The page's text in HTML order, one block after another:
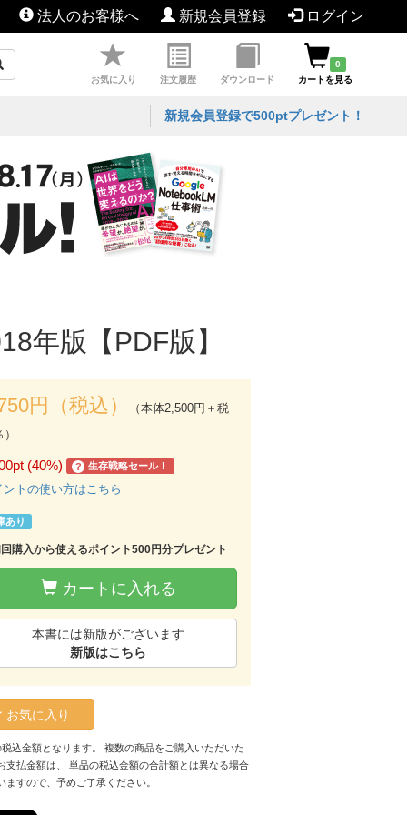
法人のお客様へ 新規会員登録 ログイン
お気に入り 注文履歴 ダウンロード
0
カートを見る
新規会員登録で500ptプレゼント！
年版【PDF版】
円（税込）
（本体2,500円＋税
(40%) ? 生存戦略セール！
ントの使い方はこちら
あり
購入から使えるポイント500円分プレゼント
カートに入れる
本書には新版がございます
新版はこちら
お気に入り
込金額となります。 複数の商品をご購入いただいた
支払金額は、 単品の税込金額の合計額とは異なる場合
ますので、予めご了承ください。